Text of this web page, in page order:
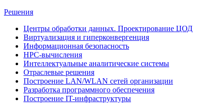
Решения
Центры обработки данных. Проектирование ЦОД
Виртуализация и гиперконвергенция
Информационная безопасность
HPC-вычисления
Интеллектуальные аналитические системы
Отраслевые решения
Построение LAN/WLAN сетей организации
Разработка программного обеспечения
Построение IT-инфраструктуры